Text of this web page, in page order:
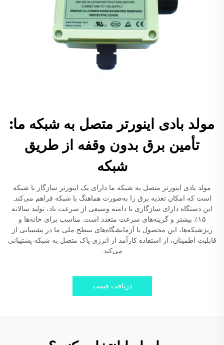
مولد بادی اینورتر متصل به شبکه ما:
تأمین برق بدون وقفه از طریق
شبکه
مولد بادی اینورتر متصل به شبکه ما دارای یک اینورتر سازگار با شبکه
است که امکان تغذیه برق را به‌صورت هماهنگ با شبکه فراهم می‌کند.
این دستگاه دارای سازگاری با دامنه وسیعی از سرعت باد، تولید سالانه
۱۵٪ بیشتر و گزینه‌های سرعت متعدد است. مناسب برای خانه‌ها و
ریزشبکه‌ها، این محصول با آزمایشگاه‌های سطح ملی ما در پشتیبانی از
قابلیت اطمینان، از استفاده کارآمد از انرژی پاک متصل به شبکه پشتیبانی
می‌کند.
دریافت قیمت